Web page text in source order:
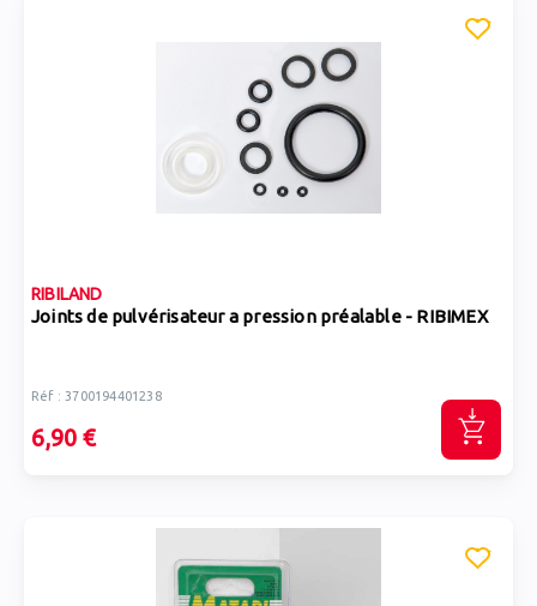
RIBILAND
Joints de pulvérisateur a pression préalable - RIBIMEX
Réf : 3700194401238
6,90 €